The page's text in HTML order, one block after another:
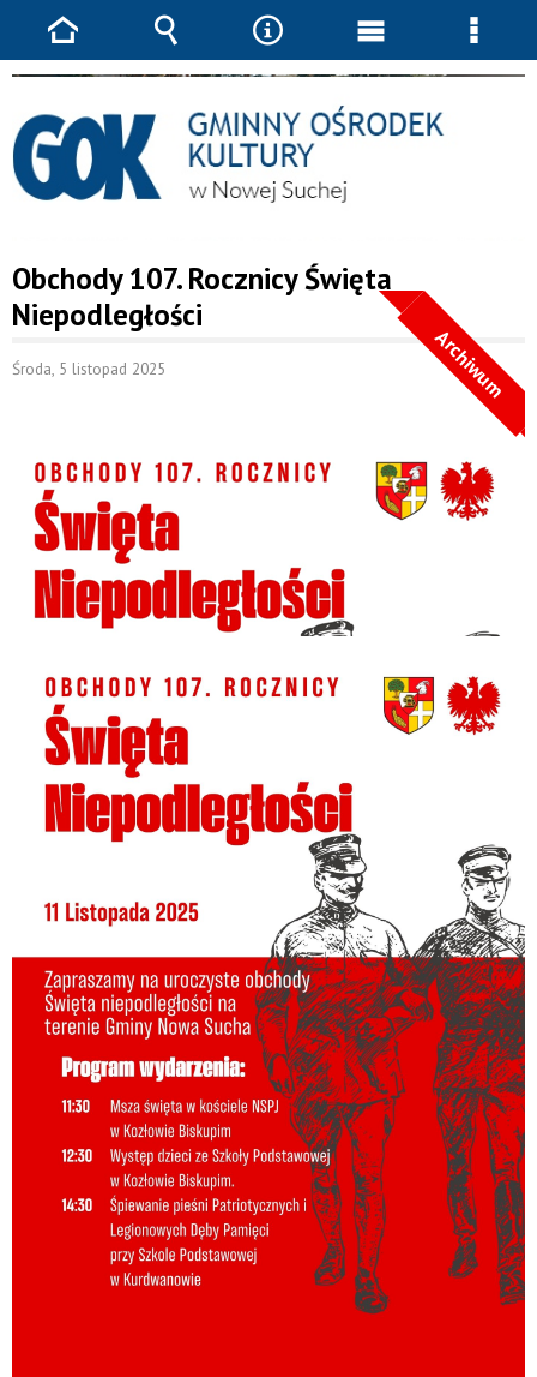
JESTEŚ TUTAJ AKTUALNOŚCI GOK
OBCHODY 107. ROCZNICY
Obchody 107. Rocznicy Święta
Niepodległości
Archiwum
Środa, 5 listopad 2025
Strona Wyszukiwarka
NarzędziaMenu
główne
Menu